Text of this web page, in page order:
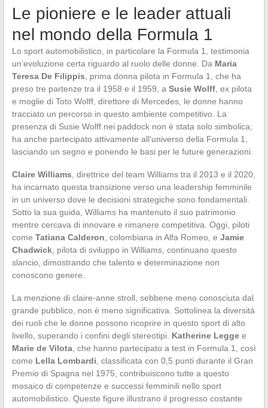
Le pioniere e le leader attuali
nel mondo della Formula 1
Lo sport automobilistico, in particolare la Formula 1, testimonia
un’evoluzione certa riguardo al ruolo delle donne. Da Maria
Teresa De Filippis , prima donna pilota in Formula 1, che ha
preso tre partenze tra il 1958 e il 1959, a Susie Wolff, ex pilota
e moglie di Toto Wolff, direttore di Mercedes, le donne hanno
tracciato un percorso in questo ambiente competitivo. La
presenza di Susie Wolff nei paddock non è stata solo simbolica;
ha anche partecipato attivamente all’universo della Formula 1,
lasciando un segno e ponendo le basi per le future generazioni.
Claire Williams , direttrice del team Williams tra il 2013 e il 2020,
ha incarnato questa transizione verso una leadership femminile
in un universo dove le decisioni strategiche sono fondamentali.
Sotto la sua guida, Williams ha mantenuto il suo patrimonio
mentre cercava di innovare e rimanere competitiva. Oggi, piloti
come Tatiana Calderon , colombiana in Alfa Romeo, e Jamie
Chadwick, pilota di sviluppo in Williams, continuano questo
slancio, dimostrando che talento e determinazione non
conoscono genere.
La menzione di claire-anne stroll, sebbene meno conosciuta dal
grande pubblico, non è meno significativa. Sottolinea la diversità
dei ruoli che le donne possono ricoprire in questo sport di alto
livello, superando i confini degli stereotipi. Katherine Leggee
Marie de Vilota, che hanno partecipato a test in Formula 1, così
come Lella Lombardi , classificata con 0,5 punti durante il Gran
Premio di Spagna nel 1975, contribuiscono tutte a questo
mosaico di competenze e successi femminili nello sport
automobilistico. Queste figure illustrano il progresso costante